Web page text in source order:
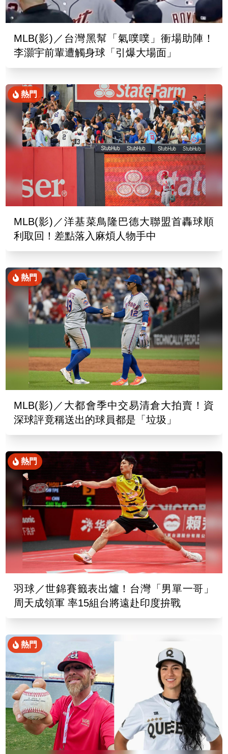
MLB(影)／台灣黑幫「氣噗噗」衝場助陣！
李灝宇前輩遭觸身球「引爆大場面」
熱門
MLB(影)／洋基菜鳥隆巴德大聯盟首轟球順
利取回！差點落入麻煩人物手中
熱門
MLB(影)／大都會季中交易清倉大拍賣！資
深球評竟稱送出的球員都是「垃圾」
熱門
羽球／世錦賽籤表出爐！台灣「男單一哥」
周天成領軍 率15組台將遠赴印度拚戰
熱門